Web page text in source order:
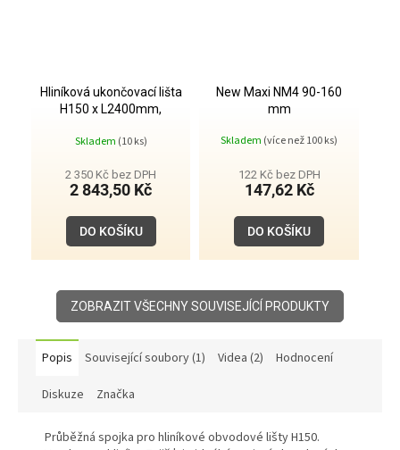
Hliníková ukončovací lišta
H150 x L2400mm,
Skladem (10 ks)
2 350 Kč bez DPH
2 843,50 Kč
DO KOŠÍKU
New Maxi NM4 90-160
mm
hodnocení
je
5,0
5
hvězdiček.
Skladem (více než 100 ks)
122 Kč bez DPH
147,62 Kč
DO KOŠÍKU
ZOBRAZIT VŠECHNY SOUVISEJÍCÍ PRODUKTY
Popis Související soubory (1) Videa (2) Hodnocení
Diskuze Značka
Průběžná spojka pro hliníkové obvodové lišty H150.